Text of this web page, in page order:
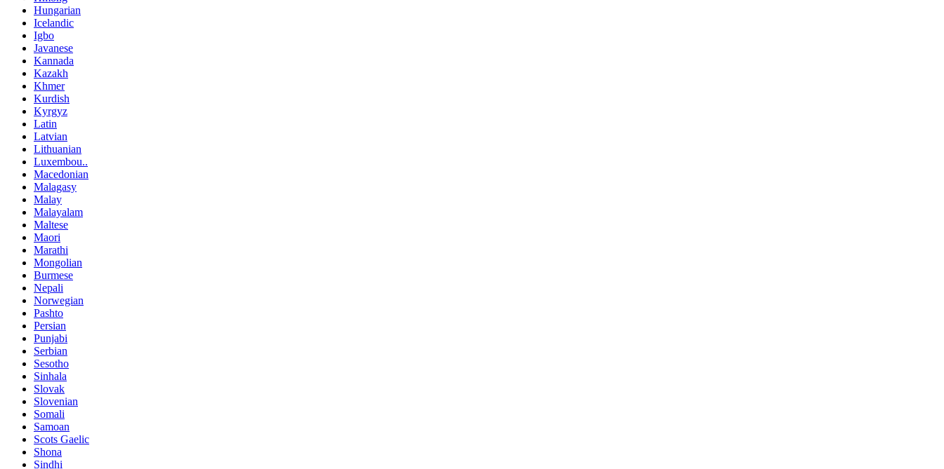
Hungarian
Icelandic
Igbo
Javanese
Kannada
Kazakh
Khmer
Kurdish
Kyrgyz
Latin
Latvian
Lithuanian
Luxembou..
Macedonian
Malagasy
Malay
Malayalam
Maltese
Maori
Marathi
Mongolian
Burmese
Nepali
Norwegian
Pashto
Persian
Punjabi
Serbian
Sesotho
Sinhala
Slovak
Slovenian
Somali
Samoan
Scots Gaelic
Shona
Sindhi